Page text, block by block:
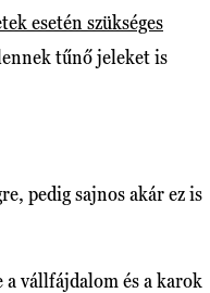
esetén szükséges
tűnő jeleket is
pedig sajnos akár ez is
a vállfájdalom és a karok